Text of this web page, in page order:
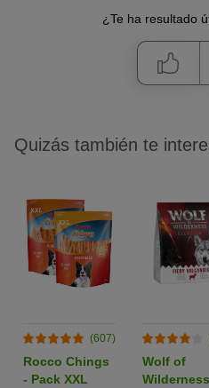
¿Te ha resultado
Quizás también te
(607)
Rocco Chings
- Pack XXL
Wolf of
Wilderness